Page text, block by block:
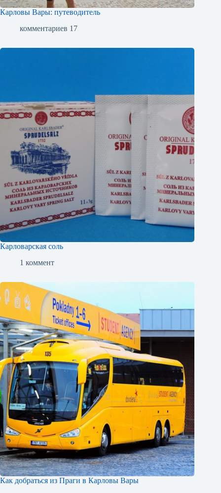
Карловы Вары: путеводитель
комментариев 17
Карловарская соль
1 коммент
Как добраться из Праги в Карловы Вары